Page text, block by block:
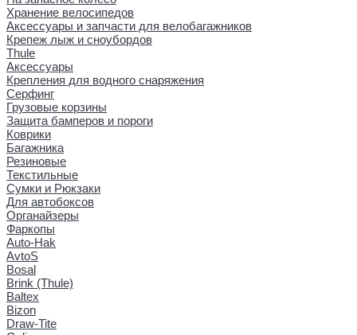
Хранение велосипедов
Аксессуары и запчасти для велобагажников
Крепеж лыж и сноубордов
Thule
Аксессуары
Крепления для водного снаряжения
Серфинг
Грузовые корзины
Защита бамперов и пороги
Коврики
Багажника
Резиновые
Текстильные
Сумки и Рюкзаки
Для автобоксов
Органайзеры
Фаркопы
Auto-Hak
AvtoS
Bosal
Brink (Thule)
Baltex
Bizon
Draw-Tite